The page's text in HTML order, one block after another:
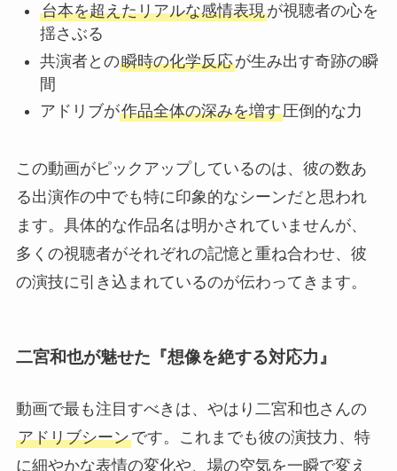
台本を超えたリアルな感情表現が視聴者の心を
揺さぶる
共演者との瞬時の化学反応が生み出す奇跡の瞬
間
アドリブが作品全体の深みを増す圧倒的な力
この動画がピックアップしているのは、彼の数あ
る出演作の中でも特に印象的なシーンだと思われ
ます。具体的な作品名は明かされていませんが、
多くの視聴者がそれぞれの記憶と重ね合わせ、彼
の演技に引き込まれているのが伝わってきます。
二宮和也が魅せた『想像を絶する対応力』
動画で最も注目すべきは、やはり二宮和也さんの
アドリブシーンです。これまでも彼の演技力、特
に細やかな表情の変化や、場の空気を一瞬で変え